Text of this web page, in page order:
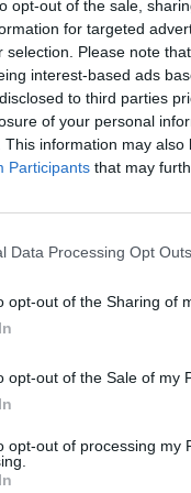
opt-out of the sale,
for targeted
selection. Please note
interest-based ads
to third parties
of your personal
This information may
Participants that may
Data Processing Opt Outs
opt-out of the Sharing of
opt-out of the Sale of my
opt-out of processing my
de Collard
su montaje Chefs.
este